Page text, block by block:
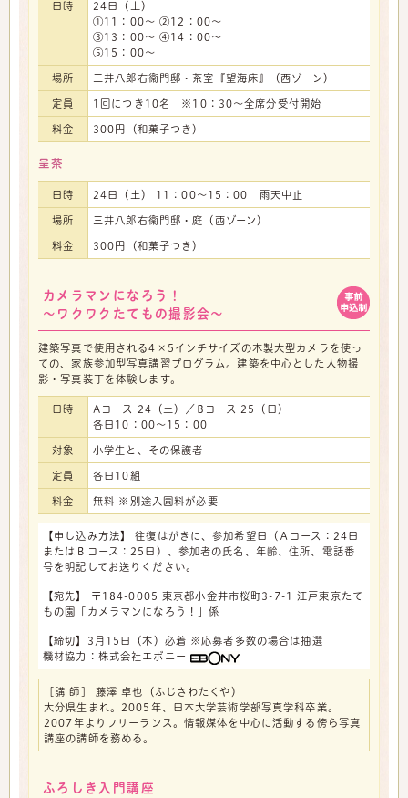
日時
24日（土）
①11：00～ ②12：00～
③13：00～ ④14：00～
⑤15：00～
場所 三井八郎右衞門邸・茶室『望海床』（西ゾーン）
定員 1回につき10名 ※10：30～全席分受付開始
料金 300円（和菓子つき）
呈茶
日時 24日（土） 11：00～15：00 雨天中止
場所 三井八郎右衞門邸・庭（西ゾーン）
料金 300円（和菓子つき）
カメラマンになろう！
～ワクワクたてもの撮影会～
建築写真で使用される4×5インチサイズの木製大型カメラを使っ
ての、家族参加型写真講習プログラム。建築を中心とした人物撮
影・写真装丁を体験します。
日時
Aコース 24（土）／Bコース 25（日）
各日10：00～15：00
対象 小学生と、その保護者
定員 各日10組
料金 無料 ※別途入園料が必要
【申し込み方法】 往復はがきに、参加希望日（Ａコース：24日
またはＢコース：25日）、参加者の氏名、年齢、住所、電話番
号を明記してお送りください。
【宛先】 〒184-0005 東京都小金井市桜町3-7-1 江戸東京たて
もの園「カメラマンになろう！」係
【締切】3月15日（木）必着 ※応募者多数の場合は抽選
機材協力：株式会社エボニー
［講 師］ 藤澤 卓也（ふじさわたくや）
大分県生まれ。2005年、日本大学芸術学部写真学科卒業。
2007年よりフリーランス。情報媒体を中心に活動する傍ら写真
講座の講師を務める。
ふろしき入門講座